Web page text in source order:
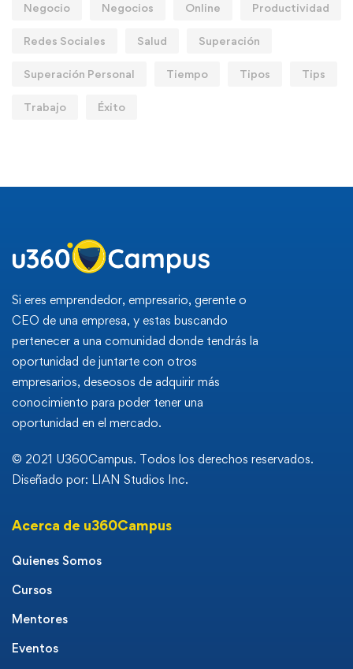
Negocio Negocios Online Productividad
Redes Sociales Salud Superación
Superación Personal Tiempo Tipos Tips
Trabajo Éxito
Si eres emprendedor, empresario, gerente o
CEO de una empresa, y estas buscando
pertenecer a una comunidad donde tendrás la
oportunidad de juntarte con otros
empresarios, deseosos de adquirir más
conocimiento para poder tener una
oportunidad en el mercado.
© 2021 U360Campus. Todos los derechos reservados.
Diseñado por: LIAN Studios Inc.
Acerca de u360Campus
Quienes Somos
Cursos
Mentores
Eventos